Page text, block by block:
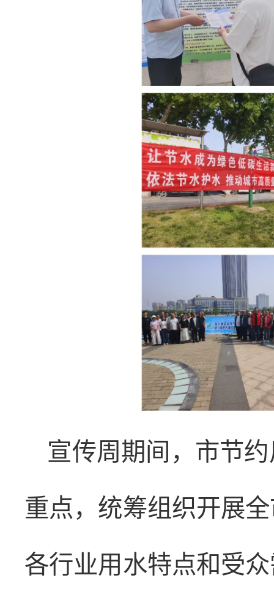
宣传周期间，市节
重点，统筹组织开展
各行业用水特点和受